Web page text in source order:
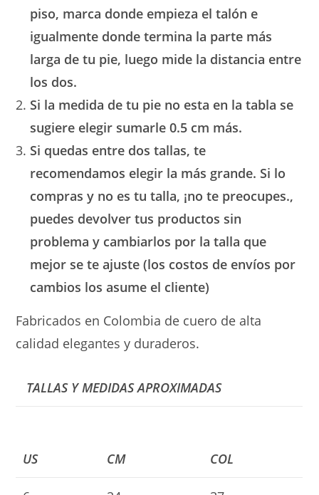
piso, marca donde empieza el talón e
igualmente donde termina la parte más
larga de tu pie, luego mide la distancia entre
los dos.
Si la medida de tu pie no esta en la tabla se
sugiere elegir sumarle 0.5 cm más.
Si quedas entre dos tallas, te
recomendamos elegir la más grande. Si lo
compras y no es tu talla, ¡no te preocupes.,
puedes devolver tus productos sin
problema y cambiarlos por la talla que
mejor se te ajuste (los costos de envíos por
cambios los asume el cliente)
Fabricados en Colombia de cuero de alta
calidad elegantes y duraderos.
TALLAS Y MEDIDAS APROXIMADAS
US CM COL